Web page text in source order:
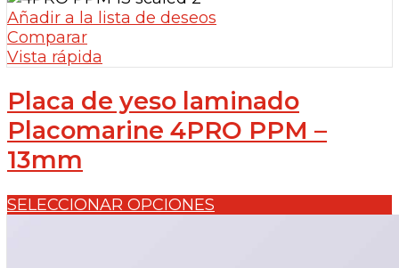
Añadir a la lista de deseos
Comparar
Vista rápida
Placa de yeso laminado
Placomarine 4PRO PPM –
13mm
SELECCIONAR OPCIONES